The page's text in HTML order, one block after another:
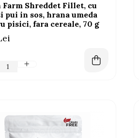
Farm Shreddet Fillet, cu
pui in sos, hrana umeda
pisici, fara cereale, 70 g